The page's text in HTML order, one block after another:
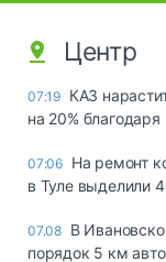
Центр
07:19 КАЗ
на 20%
07:06 На ремонт
в Туле выделили
07.08 В
порядок 5 км